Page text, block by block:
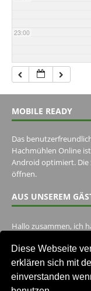
Diese Webseite
erklären sich mit
einverstanden
23:00
MOBILE READY
Das
Hachmühlen Online
Android optimiert. Die
öffnen.
AUS UNSEREM
Hallo zusammen, ich
Ich habe ein Jahr im
Unser Gästebuch